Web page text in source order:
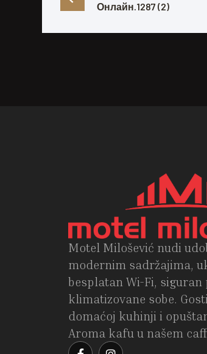
Онлайн.1287 (2)
Motel Milošević nudi
modernim sadržajima,
besplatan Wi-Fi, siguran
klimatizovane sobe.
domaćoj kuhinji i
Aroma kafu u našem